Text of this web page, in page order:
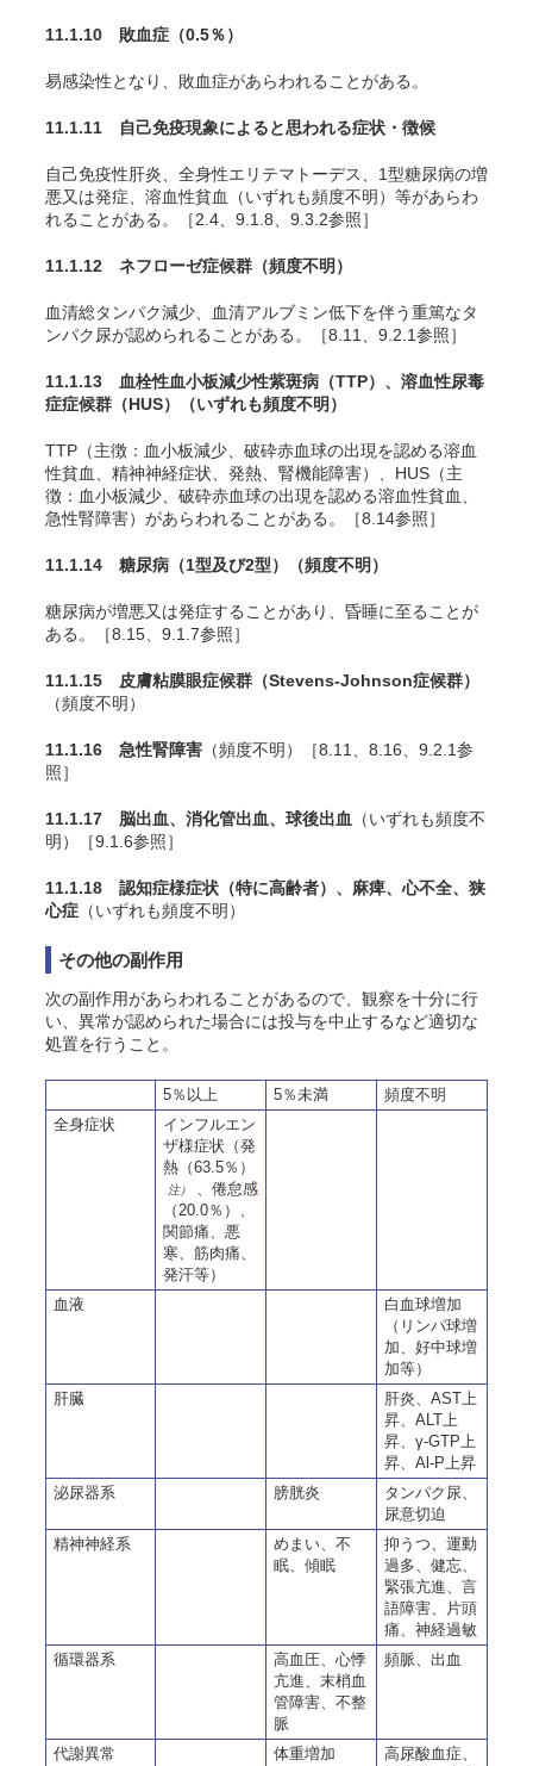
11.1.10 敗血症 （0.5％）
易感染性となり、敗血症があらわれることがある。
11.1.11 自己免疫現象によると思われる症状・徴候
自己免疫性肝炎、全身性エリテマトーデス、1型糖尿病の増
悪又は発症、溶血性貧血（いずれも頻度不明）等があらわ
れることがある。［2.4、9.1.8、9.3.2参照］
11.1.12 ネフローゼ症候群 （頻度不明）
血清総タンパク減少、血清アルブミン低下を伴う重篤なタ
ンパク尿が認められることがある。［8.11、9.2.1参照］
11.1.13 血栓性血小板減少性紫斑病（TTP）、溶血性尿毒
症症候群（HUS）
（いずれも頻度不明）
TTP（主徴：血小板減少、破砕赤血球の出現を認める溶血
性貧血、精神神経症状、発熱、腎機能障害）、HUS（主
徴：血小板減少、破砕赤血球の出現を認める溶血性貧血、
急性腎障害）があらわれることがある。［8.14参照］
11.1.14 糖尿病（1型及び2型） （頻度不明）
糖尿病が増悪又は発症することがあり、昏睡に至ることが
ある。［8.15、9.1.7参照］
11.1.15 皮膚粘膜眼症候群（Stevens-Johnson症候群）
（頻度不明）
11.1.16 急性腎障害 （頻度不明）［8.11、8.16、9.2.1参
照］
11.1.17 脳出血、消化管出血、球後出血
（いずれも頻度不
明）［9.1.6参照］
11.1.18 認知症様症状（特に高齢者）、麻痺、心不全、狭
心症 （いずれも頻度不明）
その他の副作用
次の副作用があらわれることがあるので、観察を十分に行
い、異常が認められた場合には投与を中止するなど適切な
処置を行うこと。
5％以上 5％未満
頻度不明
全身症状
インフルエン
ザ様症状（発
熱（63.5％）
注）
、倦怠感
（20.0％）、
関節痛、悪
寒、筋肉痛、
発汗等）
血液
白血球増加
（リンパ球増
加、好中球増
加等）
肝臓
肝炎、AST上
昇、ALT上
昇、γ-GTP上
昇、Al-P上昇
泌尿器系
膀胱炎
タンパク尿、
尿意切迫
精神神経系
めまい、不
眠、傾眠
抑うつ、運動
過多、健忘、
緊張亢進、言
語障害、片頭
痛、神経過敏
循環器系
高血圧、心悸
亢進、末梢血
管障害、不整
脈
頻脈、出血
代謝異常 体重増加
高尿酸血症、